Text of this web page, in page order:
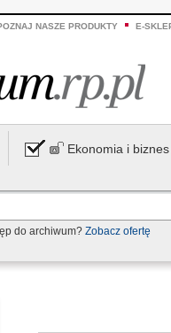
NASZE PRODUKTY E-
Ekonomia i biznes
do archiwum? Zobacz ofertę